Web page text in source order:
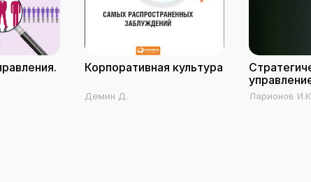
Корпоративная культура
Демин Д.
Ларионов